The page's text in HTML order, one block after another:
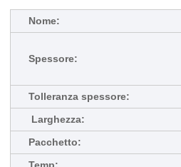
Nome:
Spessore:
Tolleranza spessore:
Larghezza:
Pacchetto: